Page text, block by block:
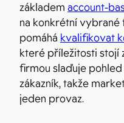
základem account-
na konkrétní vybrané
pomáhá kvalifikovat
které příležitosti stojí
firmou slaďuje
zákazník, takže
jeden provaz.